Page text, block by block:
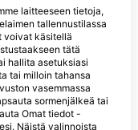
laitteeseen tietoja,
tallennustilassa
voivat käsitellä
tätä
hallita asetuksiasi
tai milloin tahansa
vasemmassa
sormenjälkeä tai
Omat tiedot -
Näistä valinnoista